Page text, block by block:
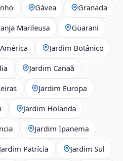
Gávea Granada
Marileusa Guarani
Jardim Botânico
Jardim Canaã
Jardim Europa
Jardim Holanda
Jardim Ipanema
Jardim Patrícia Jardim Sul